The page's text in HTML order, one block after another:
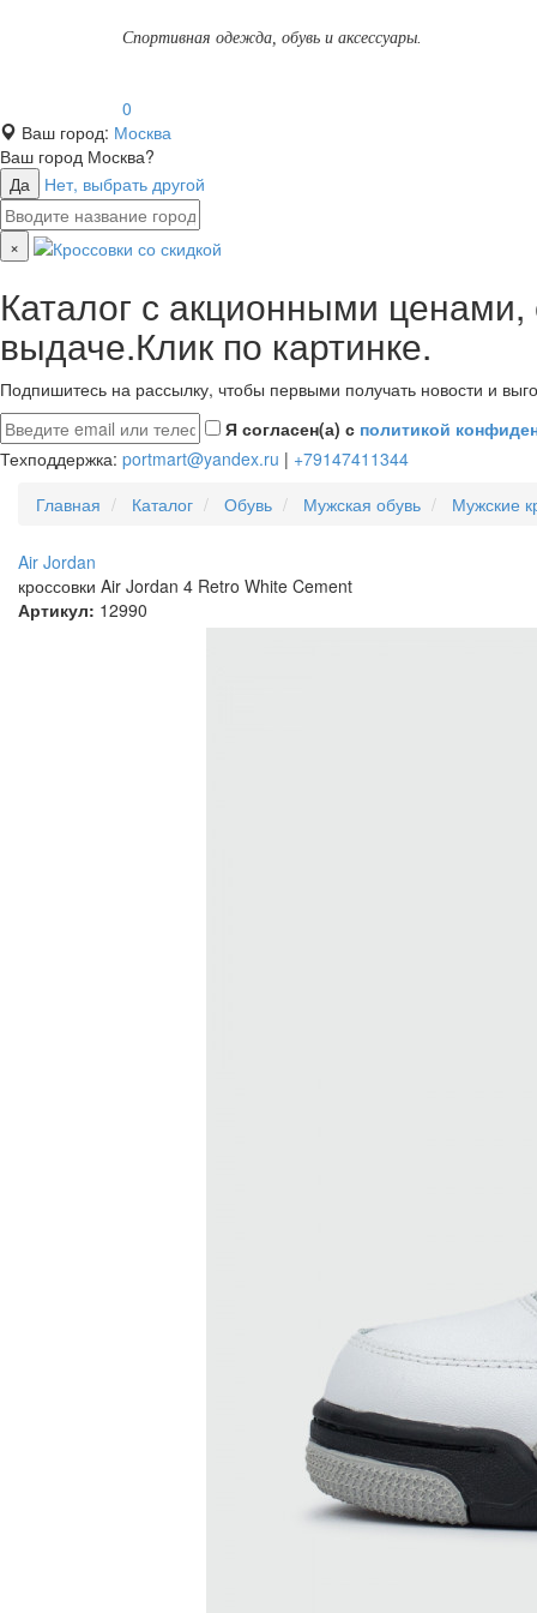
Спортивная одежда, обувь и аксессуары.
0
Ваш город: Москва
Ваш город Москва?
Да
Нет, выбрать другой
×
Каталог с акционными
выдаче.Клик по картинке.
Подпишитесь на рассылку, чтобы первыми получать новости и
Я согласен(а) с политикой
Техподдержка: portmart@yandex.ru | +79147411344
Главная
Каталог Обувь Мужская обувь Мужские
Air Jordan
кроссовки Air Jordan 4 Retro White Cement
Артикул: 12990